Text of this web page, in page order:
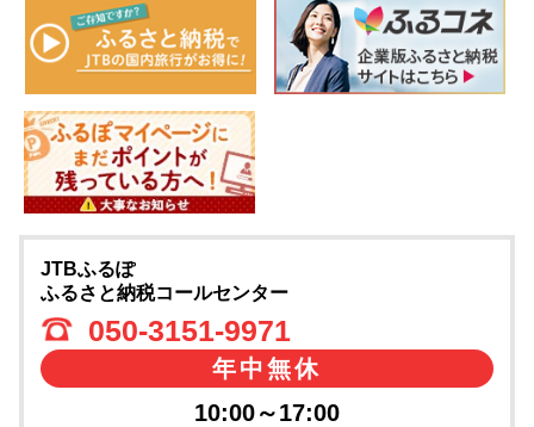
JTBふるぽ
ふるさと納税コールセンター
050-3151-9971
年中無休
10:00～17:00